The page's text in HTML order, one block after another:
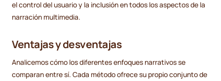
el control del usuario y la inclusión en todos los aspectos de la
narración multimedia.
Ventajas y desventajas
Analicemos cómo los diferentes enfoques narrativos se
comparan entre sí. Cada método ofrece su propio conjunto de